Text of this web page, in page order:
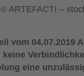
ARTEFACTI –
vom 04.07.2019
keine
eine